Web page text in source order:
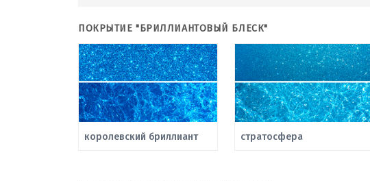
ПОКРЫТИЕ "БРИЛЛИАНТОВЫЙ БЛЕСК"
королевский бриллиант стратосфера